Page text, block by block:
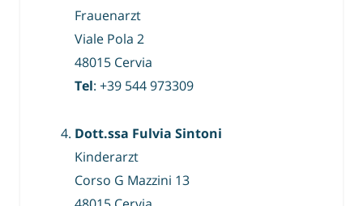
Frauenarzt
Viale Pola 2
48015 Cervia
Tel: +39 544 973309
Dott.ssa Fulvia Sintoni
Kinderarzt
Corso G Mazzini 13